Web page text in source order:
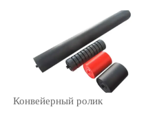
Конвейерный ролик